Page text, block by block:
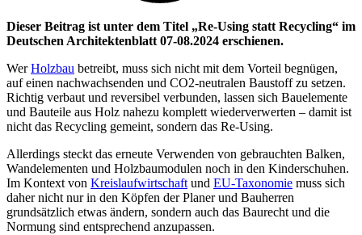
Dieser Beitrag ist unter dem Titel „Re-Using statt Recycling“ im
Deutschen Architektenblatt 07-08.2024 erschienen.
WerHolzbau betreibt, muss sich nicht mit dem Vorteil begnügen,
auf einen nachwachsenden und CO2-neutralen Baustoff zu setzen.
Richtig verbaut und reversibel verbunden, lassen sich Bauelemente
und Bauteile aus Holz nahezu komplett wiederverwerten – damit ist
nicht das Recycling gemeint, sondern das Re-Using.
Allerdings steckt das erneute Verwenden von gebrauchten Balken,
Wandelementen und Holzbaumodulen noch in den Kinderschuhen.
Im Kontext von Kreislaufwirtschaft und EU-Taxonomie muss sich
daher nicht nur in den Köpfen der Planer und Bauherren
grundsätzlich etwas ändern, sondern auch das Baurecht und die
Normung sind entsprechend anzupassen.